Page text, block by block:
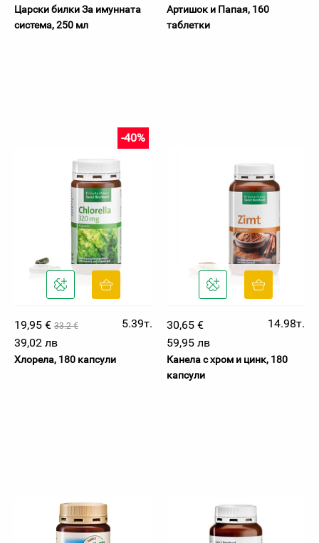
Царски билки За имунната
система, 250 мл
Артишок и Папая, 160
таблетки
19,95 € 33.2 €
-40%
5.39т.
39,02 лв
Хлорела, 180 капсули
30,65 €
14.98т.
59,95 лв
Канела с хром и цинк, 180
капсули